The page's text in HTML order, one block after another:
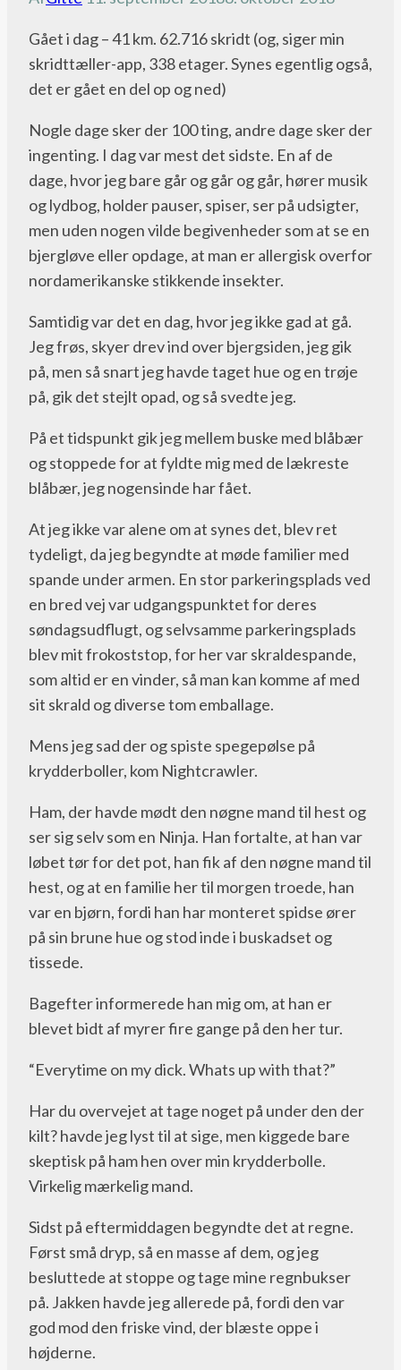
Gået i dag – 41 km. 62.716 skridt (og, siger min
skridttæller-app, 338 etager. Synes egentlig også,
det er gået en del op og ned)
Nogle dage sker der 100 ting, andre dage sker der
ingenting. I dag var mest det sidste. En af de
dage, hvor jeg bare går og går og går, hører musik
og lydbog, holder pauser, spiser, ser på udsigter,
men uden nogen vilde begivenheder som at se en
bjergløve eller opdage, at man er allergisk overfor
nordamerikanske stikkende insekter.
Samtidig var det en dag, hvor jeg ikke gad at gå.
Jeg frøs, skyer drev ind over bjergsiden, jeg gik
på, men så snart jeg havde taget hue og en trøje
på, gik det stejlt opad, og så svedte jeg.
På et tidspunkt gik jeg mellem buske med blåbær
og stoppede for at fyldte mig med de lækreste
blåbær, jeg nogensinde har fået.
At jeg ikke var alene om at synes det, blev ret
tydeligt, da jeg begyndte at møde familier med
spande under armen. En stor parkeringsplads ved
en bred vej var udgangspunktet for deres
søndagsudflugt, og selvsamme parkeringsplads
blev mit frokoststop, for her var skraldespande,
som altid er en vinder, så man kan komme af med
sit skrald og diverse tom emballage.
Mens jeg sad der og spiste spegepølse på
krydderboller, kom Nightcrawler.
Ham, der havde mødt den nøgne mand til hest og
ser sig selv som en Ninja. Han fortalte, at han var
løbet tør for det pot, han fik af den nøgne mand til
hest, og at en familie her til morgen troede, han
var en bjørn, fordi han har monteret spidse ører
på sin brune hue og stod inde i buskadset og
tissede.
Bagefter informerede han mig om, at han er
blevet bidt af myrer fire gange på den her tur.
“Everytime on my dick. Whats up with that?”
Har du overvejet at tage noget på under den der
kilt? havde jeg lyst til at sige, men kiggede bare
skeptisk på ham hen over min krydderbolle.
Virkelig mærkelig mand.
Sidst på eftermiddagen begyndte det at regne.
Først små dryp, så en masse af dem, og jeg
besluttede at stoppe og tage mine regnbukser
på. Jakken havde jeg allerede på, fordi den var
god mod den friske vind, der blæste oppe i
højderne.